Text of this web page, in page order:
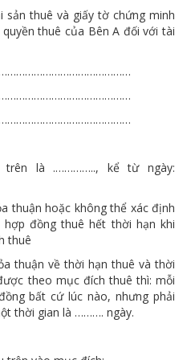
thuê và giấy tờ chứng minh
thuê của Bên A đối với tài
trên là .………….., kể từ ngày:
thuận hoặc không thể xác định
đồng thuê hết thời hạn khi
thuê
thuận về thời hạn thuê và thời
theo mục đích thuê thì: mỗi
bất cứ lúc nào, nhưng phải
thời gian là ………. ngày.